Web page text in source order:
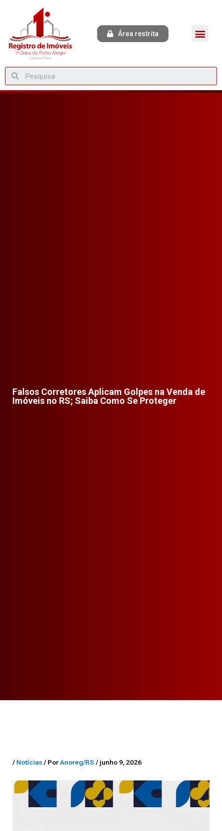
Área restrita
Falsos Corretores Aplicam Golpes na Venda de
Imóveis no RS; Saiba Como Se Proteger
/ Notícias/ PorAnoreg/RS / junho 9, 2026